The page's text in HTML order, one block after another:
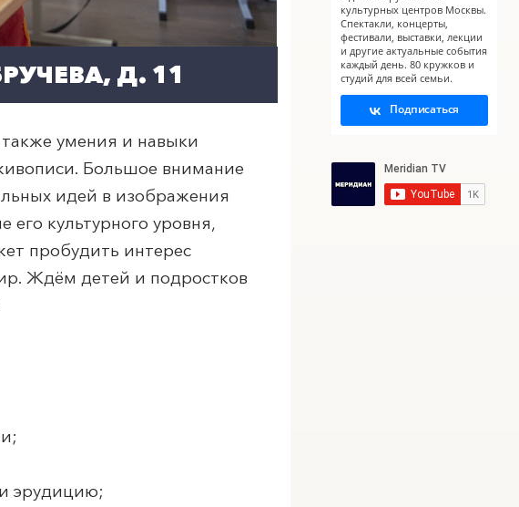
X
Д. 11
умения и навыки
Большое внимание
идей в изображения
культурного уровня,
пробудить интерес
Ждём детей и подростков
эрудицию;
X
культурных центров Москвы.
Спектакли, концерты,
фестивали, выставки, лекции
и другие актуальные события
каждый день. 80 кружков и
студий для всей семьи.
Подписаться